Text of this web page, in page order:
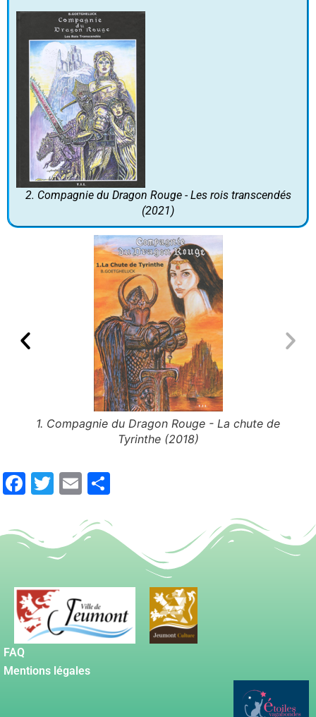
2. Compagnie du Dragon Rouge - Les rois transcendés
(2021)
1. Compagnie du Dragon Rouge - La chute de
Tyrinthe (2018)
Facebook
Twitter
Email
FAQ
Mentions légales